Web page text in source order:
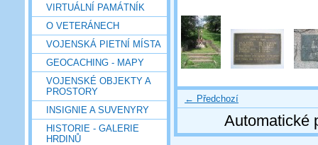
VIRTUÁLNÍ PAMÁTNÍK
O VETERÁNECH
VOJENSKÁ PIETNÍ MÍSTA
GEOCACHING - MAPY
VOJENSKÉ OBJEKTY A
PROSTORY
INSIGNIE A SUVENYRY
HISTORIE - GALERIE
HRDINŮ
← Předchozí
Automatické